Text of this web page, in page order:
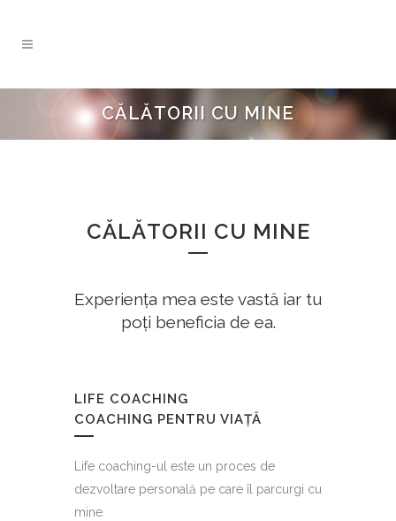
CĂLĂTORII CU MINE
CĂLĂTORII CU MINE
Experiența mea este vastă iar tu
poți beneficia de ea.
LIFE COACHING
COACHING PENTRU VIAȚĂ
Life coaching-ul este un proces de
dezvoltare personală pe care îl parcurgi cu
mine.